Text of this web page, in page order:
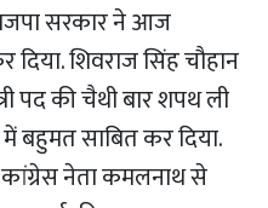
सरकार ने आज
शिवराज सिंह चौहान
पद की चैथी बार शपथ ली
बहुमत साबित कर दिया.
नेता कमलनाथ से